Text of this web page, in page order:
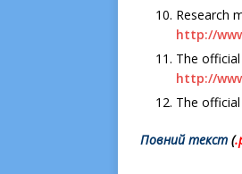
Research
http://
The
http://
The
Повний текст (